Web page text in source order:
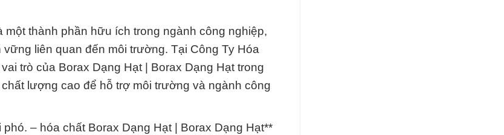
thành phần hữu ích trong ngành công nghiệp,
liên quan đến môi trường. Tại Công Ty Hóa
trò của Borax Dạng Hạt | Borax Dạng Hạt trong
lượng cao để hỗ trợ môi trường và ngành công
– hóa chất Borax Dạng Hạt | Borax Dạng Hạt**